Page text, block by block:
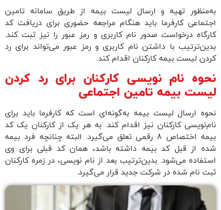
به‌منظور تهیه و ارسال لیست بیمه از طریق سامانه تامین
اجتماعی کارفرما باید هنگام مراجعه حضوری برای دریافت کد
کارگاه درخواست صدور نام کاربری و رمز عبور را نیز ثبت کند.
بدین‌ترتیب با داشتن نام کاربری و رمز عبور می‌تواند برای رد
کردن لیست بیمه کارکنان اقدام کند.
نحوه نام نویسی کارکنان برای رد کردن
لیست بیمه تامین اجتماعی
نحوه ارسال لیست بیمه به‌گونه‌ای است که کارفرما باید برای
نام‌نویسی کارکنان نیز اقدام کند. به هر یک از کارکنان یک کد
بیمه اختصاص 8 رقمی تعلق می‌گیرد. البته چنانچه فرد بیمه
شده از قبل کد بیمه داشته باشد، همان کد قبلی برای وی
استفاده می‌شود. بدین‌ترتیب بعد از نام نویسی، در زمره کارکنان
ثبت نام شده در شرکت جدید قرار می‌گیرد.